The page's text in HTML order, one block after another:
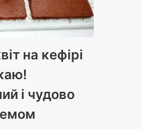
на кефірі
і чудово